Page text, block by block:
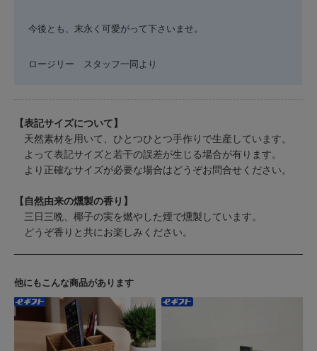
今後とも、末永く可愛がって下さいませ。
ロージリー スタッフ一同より
【表記サイズについて】
天然素材を用いて、ひとつひとつ手作りで生産しています。
よって表記サイズと若干の誤差が生じる場合が有ります。
より正確なサイズが必要な場合はどうぞお問合せください。
【自然由来の燻製の香り】
三日三晩、椰子の実を燃やした煙で燻製しています。
どうぞ香りと共にお楽しみください。
他にもこんな商品があります